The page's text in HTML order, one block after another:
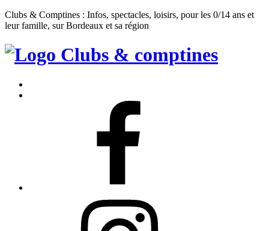
Clubs & Comptines : Infos, spectacles, loisirs, pour les 0/14 ans et
leur famille, sur Bordeaux et sa région
Clubs
Comptines